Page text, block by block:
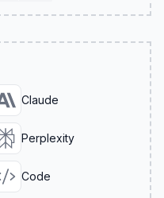
Claude
Perplexity
Code